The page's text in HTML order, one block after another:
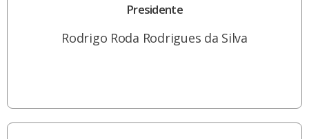
Presidente
Rodrigo Roda Rodrigues da Silva